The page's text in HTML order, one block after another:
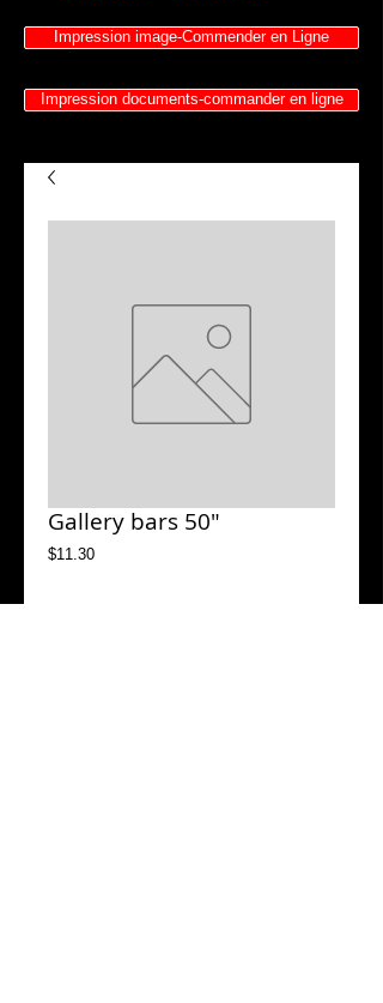
Impression image-Commender en Ligne
Impression documents-commander en ligne
Gallery bars 50"
$11.30Price